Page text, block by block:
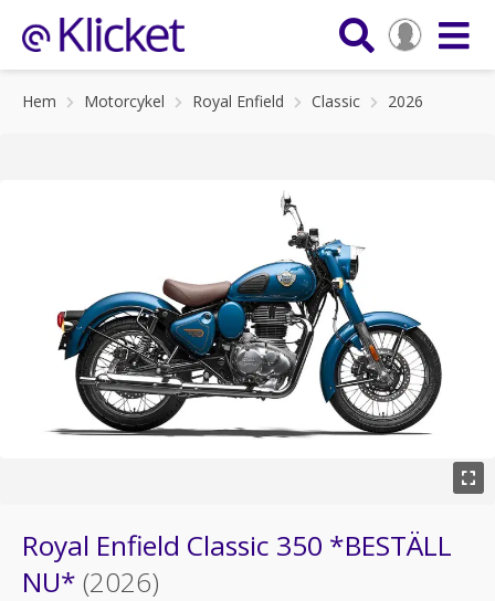
Hem Motorcykel Royal Enfield Classic 2026
Royal Enfield Classic 350 *BESTÄLL
NU* (2026)